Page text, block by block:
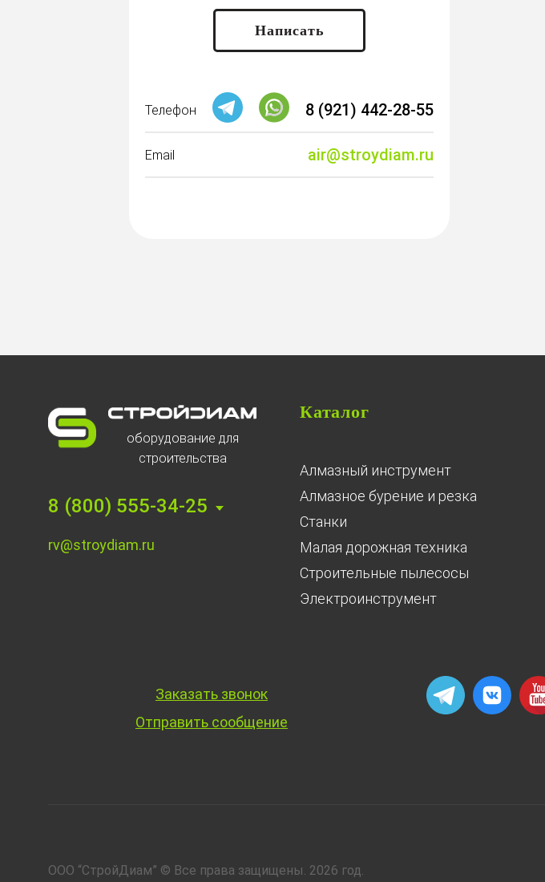
Написать
Телефон 8 (921) 442-28-55
Email air@stroydiam.ru
оборудование для
строительства
8 (800) 555-34-25
rv@stroydiam.ru
Каталог
Алмазный инструмент
Алмазное бурение и резка
Станки
Малая дорожная техника
Строительные пылесосы
Электроинструмент
Заказать звонок
Отправить сообщение
ООО “СтройДиам” © Все права защищены. 2026 год.